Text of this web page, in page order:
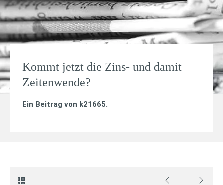
Kommt jetzt die Zins- und damit
Zeitenwende?
Ein Beitrag von k21665.